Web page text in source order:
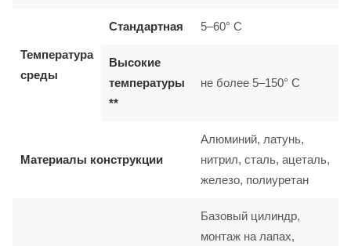
Температура
среды
Стандартная 5–60° C
Высокие
температуры
**
не более 5–150° C
Материалы конструкции
Алюминий, латунь,
нитрил, сталь, ацеталь,
железо, полиуретан
Базовый цилиндр,
монтаж на лапах,